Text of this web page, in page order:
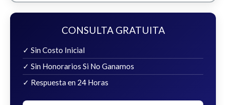
CONSULTA GRATUITA
✓ Sin Costo Inicial
✓ Sin Honorarios Si No Ganamos
✓ Respuesta en 24 Horas